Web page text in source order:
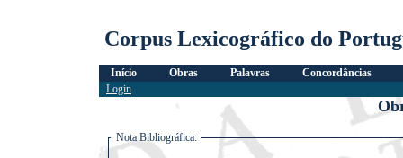
Corpus Lexicográfico do
Início Obras Palavras
Concordâncias
Login
Nota Bibliográfica: